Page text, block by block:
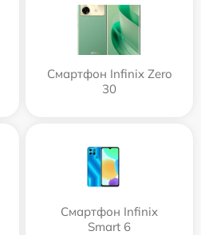
Смартфон Infinix Zero
30
Смартфон Infinix
Smart 6